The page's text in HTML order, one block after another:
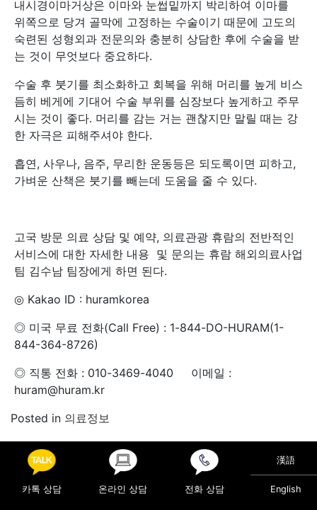
내시경이마거상은 이마와 눈썹밑까지 박리하여 이마를
위쪽으로 당겨 골막에 고정하는 수술이기 때문에 고도의
숙련된 성형외과 전문의와 충분히 상담한 후에 수술을 받
는 것이 무엇보다 중요하다.
수술 후 붓기를 최소화하고 회복을 위해 머리를 높게 비스
듬히 베게에 기대어 수술 부위를 심장보다 높게하고 주무
시는 것이 좋다. 머리를 감는 거는 괜찮지만 말릴 때는 강
한 자극은 피해주셔야 한다.
흡연, 사우나, 음주, 무리한 운동등은 되도록이면 피하고,
가벼운 산책은 붓기를 빼는데 도움을 줄 수 있다.
고국 방문 의료 상담 및 예약, 의료관광 휴람의 전반적인
서비스에 대한 자세한 내용 및 문의는 휴람 해외의료사업
팀 김수남 팀장에게 하면 된다.
◎ Kakao ID : huramkorea
◎ 미국 무료 전화(Call Free) : 1-844-DO-HURAM(1-
844-364-8726)
◎ 직통 전화 : 010-3469-4040 이메일 :
huram@huram.kr
Posted in 의료정보
Post navigation
아토피, 알레르기 비염, 천식 등 ‘환경성 질환’, 원인과 예
방대책은?
눈 앞에 뭔가 떠다니는 듯 … ‘날파리증’ 의심을
카톡 상담 온라인 상담 전화 상담
漢語
English